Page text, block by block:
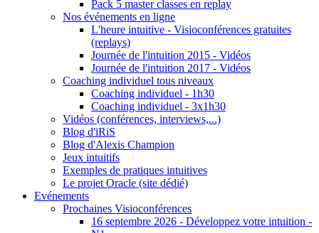
Pack 5 master classes en replay
Nos événements en ligne
L'heure intuitive - Visioconférences gratuites
(replays)
Journée de l'intuition 2015 - Vidéos
Journée de l'intuition 2017 - Vidéos
Coaching individuel tous niveaux
Coaching individuel - 1h30
Coaching individuel - 3x1h30
Vidéos (conférences, interviews,...)
Blog d'iRiS
Blog d'Alexis Champion
Jeux intuitifs
Exemples de pratiques intuitives
Le projet Oracle (site dédié)
Evénements
Prochaines Visioconférences
16 septembre 2026 - Développez votre intuition -